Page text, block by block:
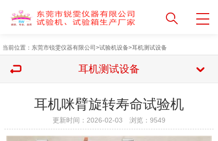
当前位置： 东莞市锐雯仪器有限公司 >试验机设备>耳机测试设备
耳机测试设备
耳机咪臂旋转寿命试验机
更新时间：2026-02-03 浏览： 9549